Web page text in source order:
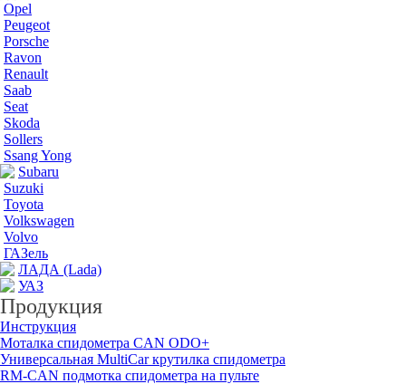
Opel
Peugeot
Porsche
Ravon
Renault
Saab
Seat
Skoda
Sollers
Ssang Yong
Subaru
Suzuki
Toyota
Volkswagen
Volvo
ГАЗель
ЛАДА (Lada)
УАЗ
Продукция
Инструкция
Моталка спидометра CAN ODO+
Универсальная MultiCar крутилка спидометра
RM-CAN подмотка спидометра на пульте